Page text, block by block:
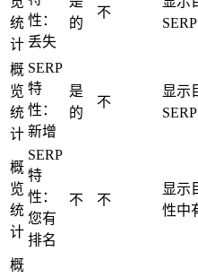
统
计
性：
丢失
的
不
概
览
统
计
SERP
特
性：
新增
是
的
不
显示
概
览
统
计
SERP
特
性：
您有
排名
不 不
显示
性中
概